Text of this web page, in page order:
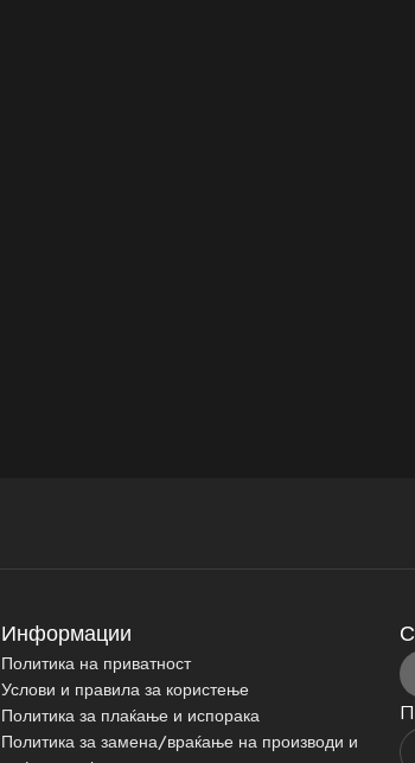
Информации
Политика на приватност
Услови и правила за користење
Политика за плаќање и испорака
Политика за замена/враќање на производи и